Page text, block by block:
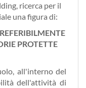
ricerca per il
una figura di:
PROTETTE
all'interno del
dell'attività di